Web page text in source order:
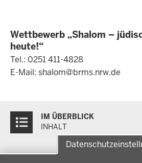
Wettbewerb „Shalom –
heute!“
Tel.: 0251 411-4828
E-Mail: shalom@brms.nrw.de
Inhalte
IM ÜBERBLICK
INHALT
Menü
THEMEN